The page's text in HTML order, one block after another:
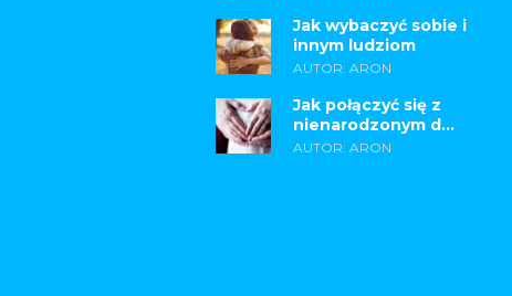
Jak wybaczyć sobie i
innym ludziom
AUTOR: ARON
Jak połączyć się z
nienarodzonym d...
AUTOR: ARON